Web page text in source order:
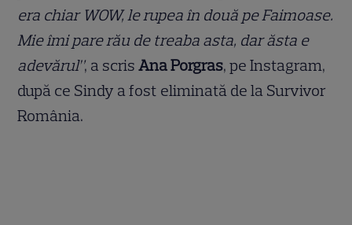
era chiar WOW, le rupea în două pe Faimoase.
Mie îmi pare rău de treaba asta, dar ăsta e
adevărul”, a scrisAna Porgras, pe Instagram,
după ce Sindy a fost eliminată de la Survivor
România.